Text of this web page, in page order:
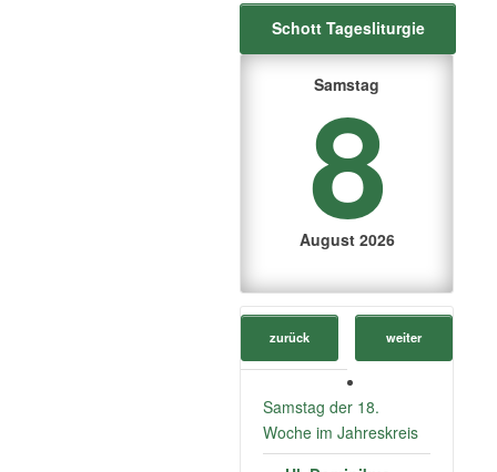
Schott Tagesliturgie
Samstag
8
August 2026
zurück weiter
Samstag der 18.
Woche im Jahreskreis